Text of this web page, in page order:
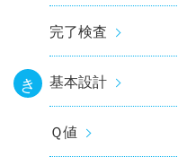
完了検査
き 基本設計
Ｑ値